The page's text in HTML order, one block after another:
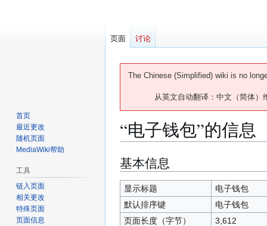
The Chinese (Simplified) wiki is no
从英文自动翻译：中文（简体
“电子钱包”的信息
跳
转
到
导
航
跳
转
到
搜
索
基本信息
显示标题
电子钱包
默认排序键
电子钱包
页面长度（字节）
3,612
页面 讨论
首页
最近更改
随机页面
MediaWiki帮助
工具
链入页面
相关更改
特殊页面
页面信息